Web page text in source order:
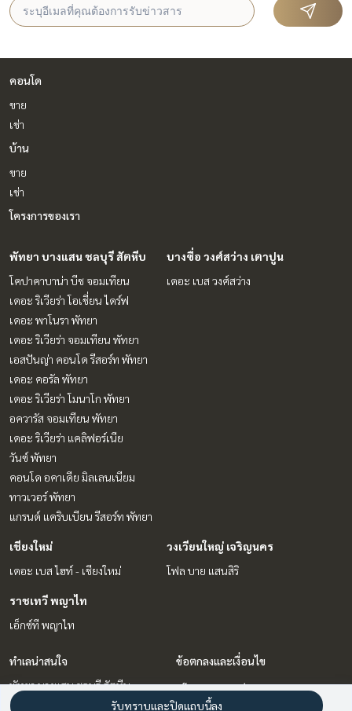
คอนโด
ขาย
เช่า
บ้าน
ขาย
เช่า
โครงการของเรา
พัทยา บางแสน ชลบุรี สัตหีบ
โคปาคาบาน่า บีช จอมเทียน
เดอะ ริเวียร่า โอเชี่ยน ไดร์ฟ
เดอะ พาโนรา พัทยา
เดอะ ริเวียร่า จอมเทียน พัทยา
เอสปันญ่า คอนโด รีสอร์ท พัทยา
เดอะ คอรัล พัทยา
เดอะ ริเวียร่า โมนาโก พัทยา
อควารัส จอมเทียน พัทยา
เดอะ ริเวียร่า แคลิฟอร์เนีย
วันซ์ พัทยา
คอนโด อคาเดีย มิลเลนเนียม
ทาวเวอร์ พัทยา
แกรนด์ แคริบเบียน รีสอร์ท พัทยา
บางซื่อ วงศ์สว่าง เตาปูน
เดอะ เบส วงศ์สว่าง
เชียงใหม่
เดอะ เบส ไฮท์ - เชียงใหม่
วงเวียนใหญ่ เจริญนคร
โฟล บาย แสนสิริ
ราชเทวี พญาไท
เอ็กซ์ที พญาไท
ทำเลน่าสนใจ
พัทยา บางแสน ชลบุรี สัตหีบ
เชียงใหม่
ข้อตกลงและเงื่อนไข
นโยบายความเป็นส่วนตัว
รับทราบและปิดแถบนี้ลง